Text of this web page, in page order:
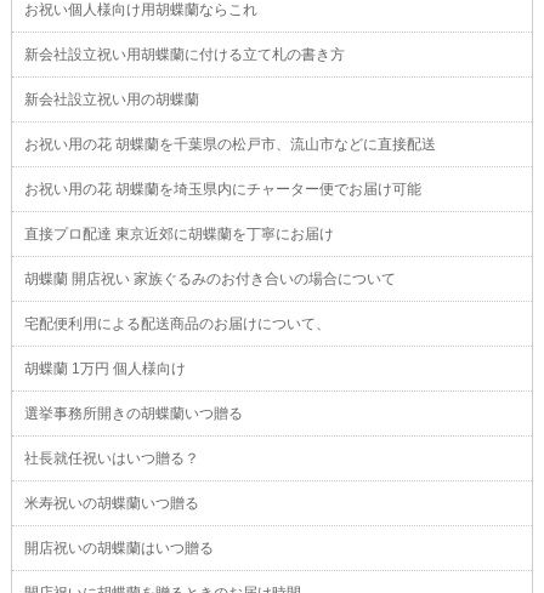
お祝い個人様向け用胡蝶蘭ならこれ
新会社設立祝い用胡蝶蘭に付ける立て札の書き方
新会社設立祝い用の胡蝶蘭
お祝い用の花 胡蝶蘭を千葉県の松戸市、流山市などに直接配送
お祝い用の花 胡蝶蘭を埼玉県内にチャーター便でお届け可能
直接プロ配達 東京近郊に胡蝶蘭を丁寧にお届け
胡蝶蘭 開店祝い 家族ぐるみのお付き合いの場合について
宅配便利用による配送商品のお届けについて、
胡蝶蘭 1万円 個人様向け
選挙事務所開きの胡蝶蘭いつ贈る
社長就任祝いはいつ贈る？
米寿祝いの胡蝶蘭いつ贈る
開店祝いの胡蝶蘭はいつ贈る